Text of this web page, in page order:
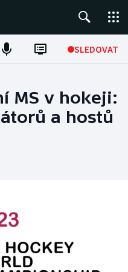
SLEDOVAT
MS v hokeji:
a hostů